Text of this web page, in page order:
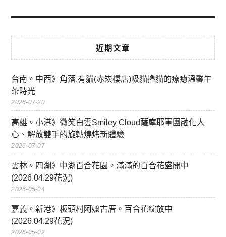
近期文章
台南。中西》角落.有貓(赤崁樓店)吸貓擼貓的療癒溫馨午
茶時光
2026-07-20
高雄。小港》微笑白雲Smiley Cloud薩摩耶軍團融化人
心、解放雙手的旋轉燒烤新體驗
2026-07-07
雲林。四湖》中湖百合花園。滿滿的百合花盛開中
(2026.04.29花況)
2026-05-04
嘉義。新港》板頭村阿嬤古厝。百合花綻放中
(2026.04.29花況)
2026-05-02